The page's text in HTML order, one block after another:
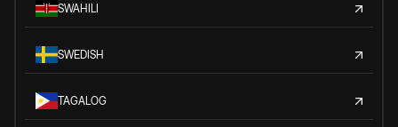
SWAHILI
SWEDISH
TAGALOG